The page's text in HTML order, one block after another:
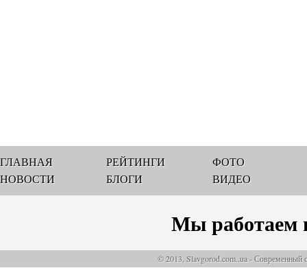
ГЛАВНАЯ
НОВОСТИ
РЕЙТИНГИ
БЛОГИ
ФОТО
ВИДЕО
Мы работаем
© 2013, Slavgorod.com..ua - Современный